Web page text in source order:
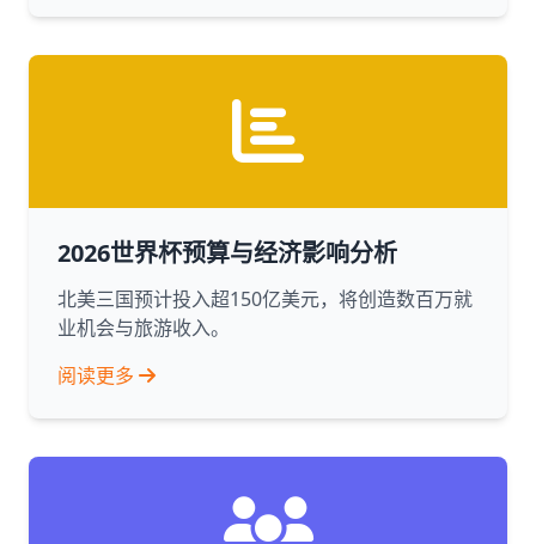
2026世界杯预算与经济影响分析
北美三国预计投入超150亿美元，将创造数百万就
业机会与旅游收入。
阅读更多